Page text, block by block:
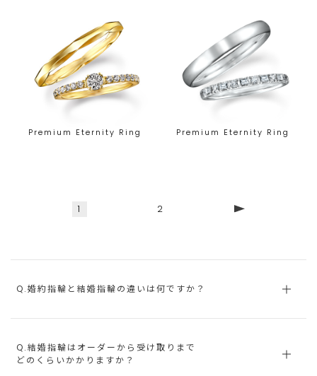
Premium Eternity Ring Premium Eternity Ring
1 2
Q.婚約指輪と結婚指輪の違いは何ですか？
Q.結婚指輪はオーダーから受け取りまで
どのくらいかかりますか？